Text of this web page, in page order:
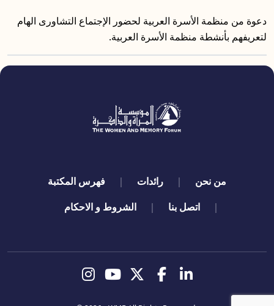
دعوة من منظمة الأسرة العربية لحضور الإجتماع التشاورى الهام
لتعريفهم بأنشطة منظمة الأسرة العربية.
quick links
من نحن رائدات
فهرس المكتبة
اتصل بنا
الشروط و الاحكام
تابعنا